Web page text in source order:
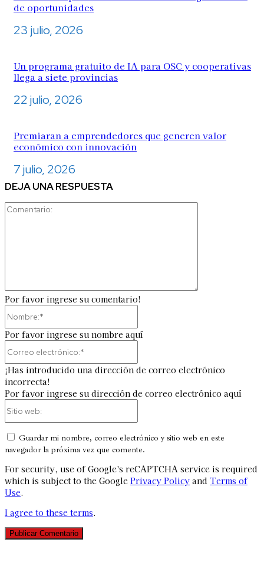
de oportunidades
23 julio, 2026
Un programa gratuito de IA para OSC y cooperativas
llega a siete provincias
22 julio, 2026
Premiaran a emprendedores que generen valor
económico con innovación
7 julio, 2026
DEJA UNA RESPUESTA
Por favor ingrese su comentario!
Por favor ingrese su nombre aquí
¡Has introducido una dirección de correo electrónico
incorrecta!
Por favor ingrese su dirección de correo electrónico aquí
Guardar mi nombre, correo electrónico y sitio web en este
navegador la próxima vez que comente.
For security, use of Google's reCAPTCHA service is required
which is subject to the Google Privacy Policy and Terms of
Use.
I agree to these terms.